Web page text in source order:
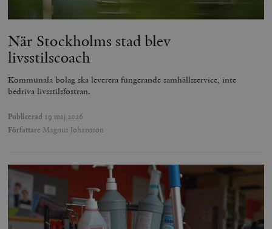
När Stockholms stad blev
livsstilscoach
Kommunala bolag ska leverera fungerande samhällsservice, inte
bedriva livsstilsfostran.
Publicerad 19 maj 2026
Författare Magnus Johansson